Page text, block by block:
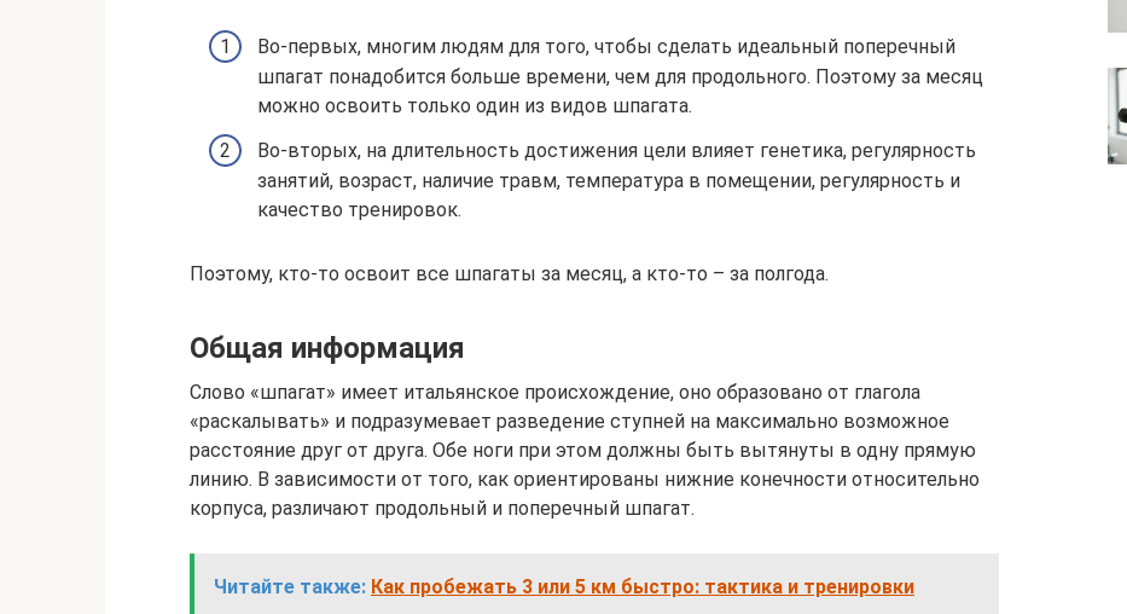
Во-первых, многим людям для того, чтобы сделать идеальный поперечный
шпагат понадобится больше времени, чем для продольного. Поэтому за месяц
можно освоить только один из видов шпагата.
Во-вторых, на длительность достижения цели влияет генетика, регулярность
занятий, возраст, наличие травм, температура в помещении, регулярность и
качество тренировок.
Поэтому, кто-то освоит все шпагаты за месяц, а кто-то – за полгода.
Общая информация
Слово «шпагат» имеет итальянское происхождение, оно образовано от глагола
«раскалывать» и подразумевает разведение ступней на максимально возможное
расстояние друг от друга. Обе ноги при этом должны быть вытянуты в одну прямую
линию. В зависимости от того, как ориентированы нижние конечности относительно
корпуса, различают продольный и поперечный шпагат.
Читайте также: Как пробежать 3 или 5 км быстро: тактика и тренировки